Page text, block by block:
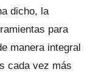
dicho, la
para
manera integral
cada vez más